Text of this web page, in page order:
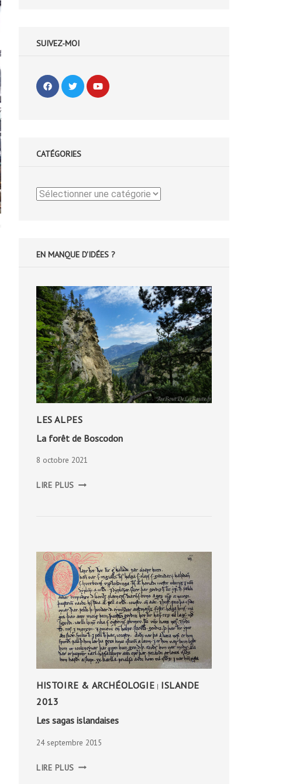
SUIVEZ-MOI
CATÉGORIES
Catégories
EN MANQUE D'IDÉES ?
LES ALPES
La forêt de Boscodon
8 octobre 2021
LIRE PLUS FORÊT
HISTOIRE & ARCHÉOLOGIE | ISLANDE
2013
Les sagas islandaises
24 septembre 2015
LIRE PLUS SAGAS